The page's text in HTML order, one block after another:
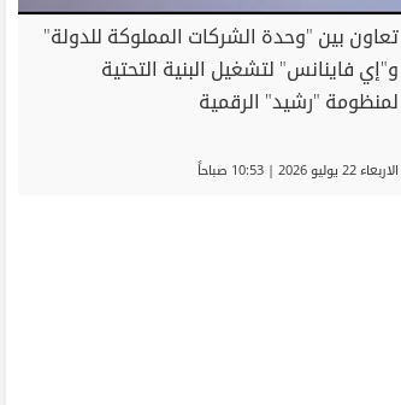
تعاون بين "وحدة الشركات المملوكة للدولة"
و"إي فاينانس" لتشغيل البنية التحتية
لمنظومة "رشيد" الرقمية
الاربعاء 22 يوليو 2026 | 10:53 صباحاً